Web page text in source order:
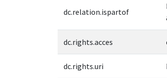
dc.relation.ispartof
dc.rights.acces
dc.rights.uri